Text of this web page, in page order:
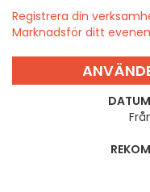
Registrera din
Marknadsför ditt